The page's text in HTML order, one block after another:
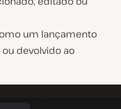
um lançamento
devolvido ao